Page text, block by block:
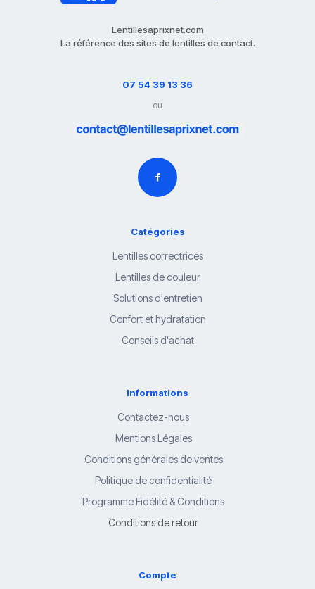
Lentillesaprixnet.com
La référence des sites de lentilles de contact.
07 54 39 13 36
ou
Catégories
Lentilles correctrices
Lentilles de couleur
Solutions d'entretien
Confort et hydratation
Conseils d'achat
Informations
Contactez-nous
Mentions Légales
Conditions générales de ventes
Politique de confidentialité
Programme Fidélité & Conditions
Conditions de retour
Compte